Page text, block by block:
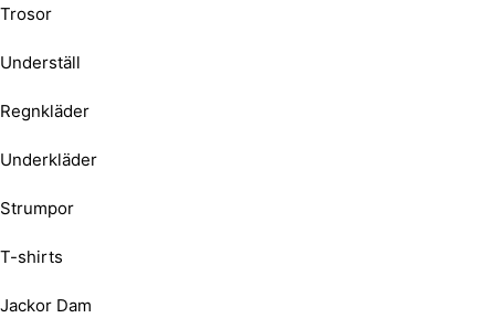
Trosor
Underställ
Regnkläder
Underkläder
Strumpor
T-shirts
Jackor Dam